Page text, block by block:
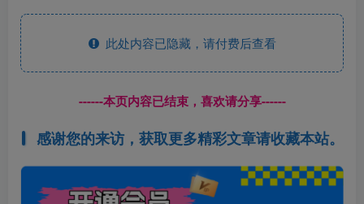
此处内容已隐藏，请付费后查看
------本页内容已结束，喜欢请分享------
感谢您的来访，获取更多精彩文章请收藏本站。